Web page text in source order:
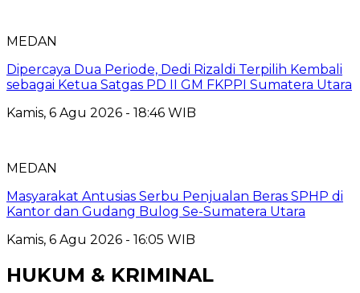
MEDAN
Dipercaya Dua Periode, Dedi Rizaldi Terpilih Kembali
sebagai Ketua Satgas PD II GM FKPPI Sumatera Utara
Kamis, 6 Agu 2026 - 18:46 WIB
MEDAN
Masyarakat Antusias Serbu Penjualan Beras SPHP di
Kantor dan Gudang Bulog Se-Sumatera Utara
Kamis, 6 Agu 2026 - 16:05 WIB
HUKUM & KRIMINAL